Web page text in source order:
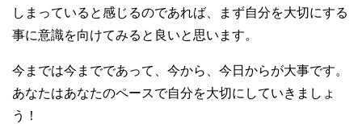
しまっていると感じるのであれば、まず自分を大切にする
事に意識を向けてみると良いと思います。
今までは今までであって、今から、今日からが大事です。
あなたはあなたのペースで自分を大切にしていきましょ
う！